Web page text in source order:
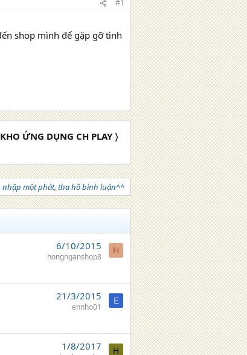
#1
shop mình để gặp gỡ tình
ỨNG DỤNG CH PLAY 〉
một phát, tha hồ bình luận^^
6/10/2015
hongnganshop8
H
21/3/2015
ennho01
E
1/8/2017 H